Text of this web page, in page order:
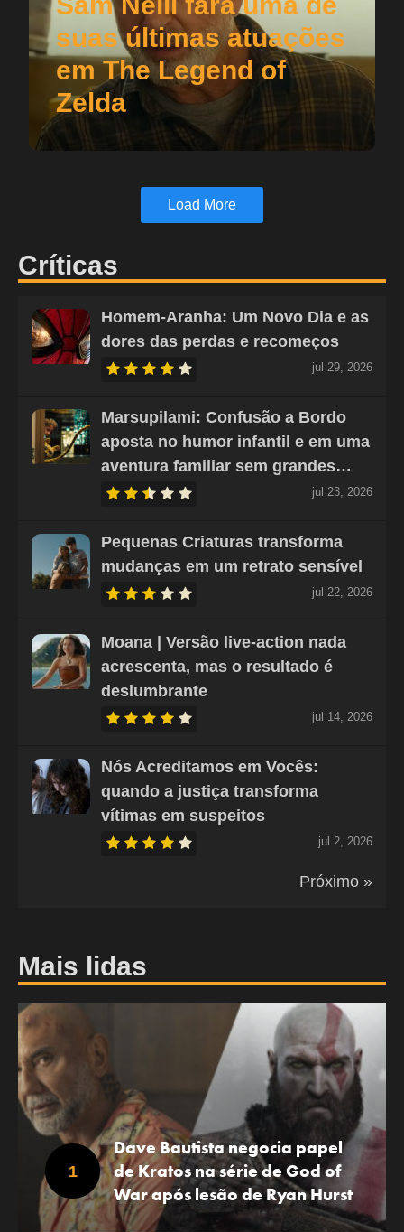
suas últimas atuações
em The Legend of
Zelda
Load More
Críticas
Homem-Aranha: Um Novo Dia e as
dores das perdas e recomeços
jul 29, 2026
Marsupilami: Confusão a Bordo
aposta no humor infantil e em uma
aventura familiar sem grandes…
jul 23, 2026
Pequenas Criaturas transforma
mudanças em um retrato sensível
jul 22, 2026
Moana | Versão live-action nada
acrescenta, mas o resultado é
deslumbrante
jul 14, 2026
Nós Acreditamos em Vocês:
quando a justiça transforma
vítimas em suspeitos
jul 2, 2026
Próximo »
Mais lidas
Dave Bautista negocia papel
de Kratos na série de God of
War após lesão de Ryan Hurst